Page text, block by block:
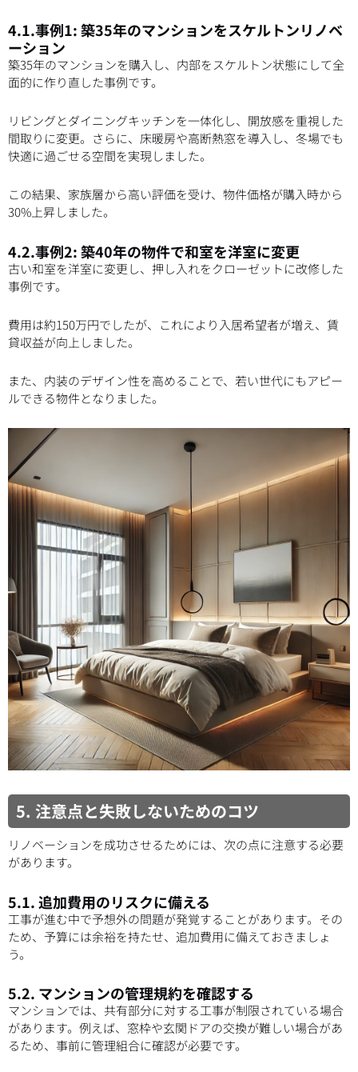
4.1.事例1: 築35年のマンションをスケルトンリノベ
ーション
築35年のマンションを購入し、内部をスケルトン状態にして全
面的に作り直した事例です。
リビングとダイニングキッチンを一体化し、開放感を重視した
間取りに変更。さらに、床暖房や高断熱窓を導入し、冬場でも
快適に過ごせる空間を実現しました。
この結果、家族層から高い評価を受け、物件価格が購入時から
30%上昇しました。
4.2.事例2: 築40年の物件で和室を洋室に変更
古い和室を洋室に変更し、押し入れをクローゼットに改修した
事例です。
費用は約150万円でしたが、これにより入居希望者が増え、賃
貸収益が向上しました。
また、内装のデザイン性を高めることで、若い世代にもアピー
ルできる物件となりました。
5. 注意点と失敗しないためのコツ
リノベーションを成功させるためには、次の点に注意する必要
があります。
5.1. 追加費用のリスクに備える
工事が進む中で予想外の問題が発覚することがあります。その
ため、予算には余裕を持たせ、追加費用に備えておきましょ
う。
5.2. マンションの管理規約を確認する
マンションでは、共有部分に対する工事が制限されている場合
があります。例えば、窓枠や玄関ドアの交換が難しい場合があ
るため、事前に管理組合に確認が必要です。